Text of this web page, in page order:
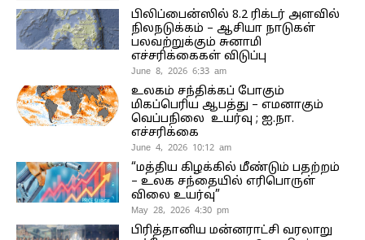
பிலிப்பைன்ஸில் 8.2 ரிக்டர் அளவில்
நிலநடுக்கம் – ஆசியா நாடுகள்
பலவற்றுக்கும் சுனாமி
எச்சரிக்கைகள் விடுப்பு
June 8, 2026 6:33 am
உலகம் சந்திக்கப் போகும்
மிகப்பெரிய ஆபத்து – எமனாகும்
வெப்பநிலை உயர்வு ; ஐ.நா.
எச்சரிக்கை
June 4, 2026 10:12 am
“மத்திய கிழக்கில் மீண்டும் பதற்றம்
– உலக சந்தையில் எரிபொருள்
விலை உயர்வு”
May 28, 2026 4:30 pm
பிரித்தானிய மன்னராட்சி வரலாறு